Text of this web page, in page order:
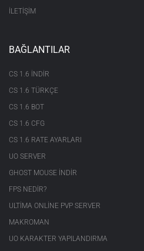
İLETİŞİM
BAĞLANTILAR
CS 1.6 INDIR
CS 1.6 TÜRKÇE
CS 1.6 BOT
CS 1.6 CFG
CS 1.6 RATE AYARLARI
UO SERVER
GHOST MOUSE INDIR
FPS NEDIR?
ULTIMA ONLINE PVP SERVER
MAKROMAN
UO KARAKTER YAPILANDIRMA